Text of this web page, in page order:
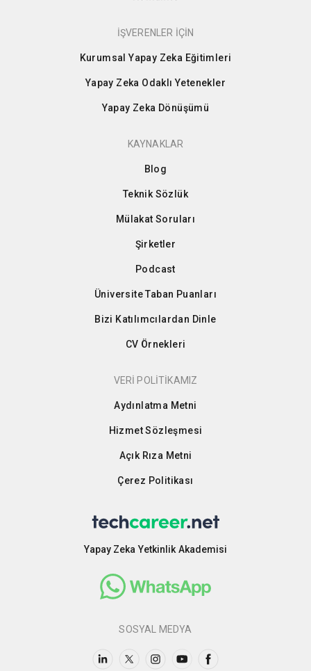
İŞVERENLER İÇİN
Kurumsal Yapay Zeka Eğitimleri
Yapay Zeka Odaklı Yetenekler
Yapay Zeka Dönüşümü
KAYNAKLAR
Blog
Teknik Sözlük
Mülakat Soruları
Şirketler
Podcast
Üniversite Taban Puanları
Bizi Katılımcılardan Dinle
CV Örnekleri
VERİ POLİTİKAMIZ
Aydınlatma Metni
Hizmet Sözleşmesi
Açık Rıza Metni
Çerez Politikası
Yapay Zeka Yetkinlik Akademisi
SOSYAL MEDYA